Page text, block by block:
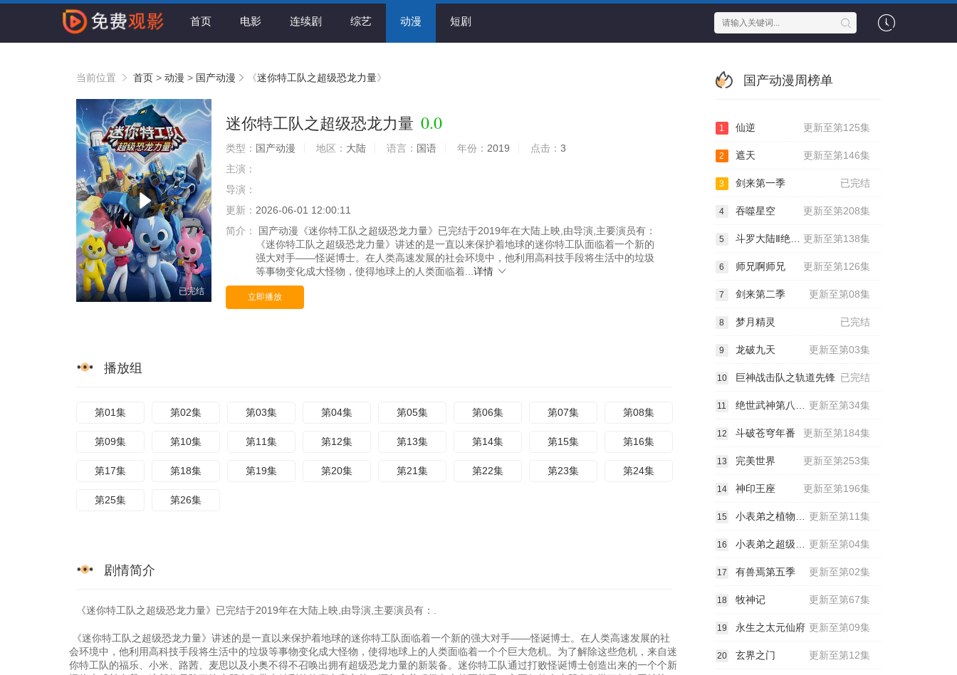
首页 电影 连续剧 综艺 动漫 短剧
当前位置 首页 > 动漫 > 国产动漫 《迷你特工队之超级恐龙力量》
已完结
迷你特工队之超级恐龙力量 0.0
类型： 国产动漫 地区： 大陆 语言： 国语 年份： 2019 点击： 3
主演：
导演：
更新： 2026-06-01 12:00:11
简介：
国产动漫《迷你特工队之超级恐龙力量》已完结于2019年在大陆上映,由导演,主要演员有：
《迷你特工队之超级恐龙力量》讲述的是一直以来保护着地球的迷你特工队面临着一个新的
强大对手——怪诞博士。在人类高速发展的社会环境中，他利用高科技手段将生活中的垃圾
等事物变化成大怪物，使得地球上的人类面临着... 详情
立即播放
播放组
第01集 第02集 第03集 第04集 第05集 第06集 第07集 第08集
第09集 第10集 第11集 第12集 第13集 第14集 第15集 第16集
第17集 第18集 第19集 第20集 第21集 第22集 第23集 第24集
第25集 第26集
剧情简介
《迷你特工队之超级恐龙力量》已完结于2019年在大陆上映,由导演,主要演员有：.
《迷你特工队之超级恐龙力量》讲述的是一直以来保护着地球的迷你特工队面临着一个新的强大对手——怪诞博士。在人类高速发展的社
会环境中，他利用高科技手段将生活中的垃圾等事物变化成大怪物，使得地球上的人类面临着一个个巨大危机。为了解除这些危机，来自迷
你特工队的福乐、小米、路茜、麦思以及小奥不得不召唤出拥有超级恐龙力量的新装备。迷你特工队通过打败怪诞博士创造出来的一个个新
国产动漫周榜单
更新至第125集
1 仙逆
更新至第146集
2 遮天
已完结
3 剑来第一季
更新至第208集
4 吞噬星空
更新至第138集
5 斗罗大陆Ⅱ绝世唐门
更新至第126集
6 师兄啊师兄
更新至第08集
7 剑来第二季
已完结
8 梦月精灵
更新至第03集
9 龙破九天
已完结
10 巨神战击队之轨道先锋
更新至第34集
11 绝世武神第八季动态漫
更新至第184集
12 斗破苍穹年番
更新至第253集
13 完美世界
更新至第196集
14 神印王座
更新至第11集
15 小表弟之植物大战三国动态漫
更新至第04集
16 小表弟之超级大反派动态漫
更新至第02集
17 有兽焉第五季
更新至第67集
18 牧神记
更新至第09集
19 永生之太元仙府
更新至第12集
20 玄界之门